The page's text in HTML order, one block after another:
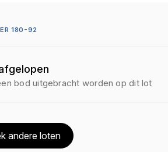
180-92
bod uitgebracht worden op dit lot
andere loten